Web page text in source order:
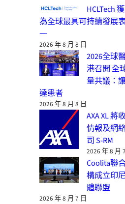
HCLTech
為全球最具可持續發展
一
2026 年 8 月 8 日
2026全球
港召開 全
量共議：
達患者
2026 年 8 月 8 日
AXA XL 將
情報及網
司 S-RM
2026 年 8 月
Coolita聯
構成立印
體聯盟
2026 年 8 月 7 日